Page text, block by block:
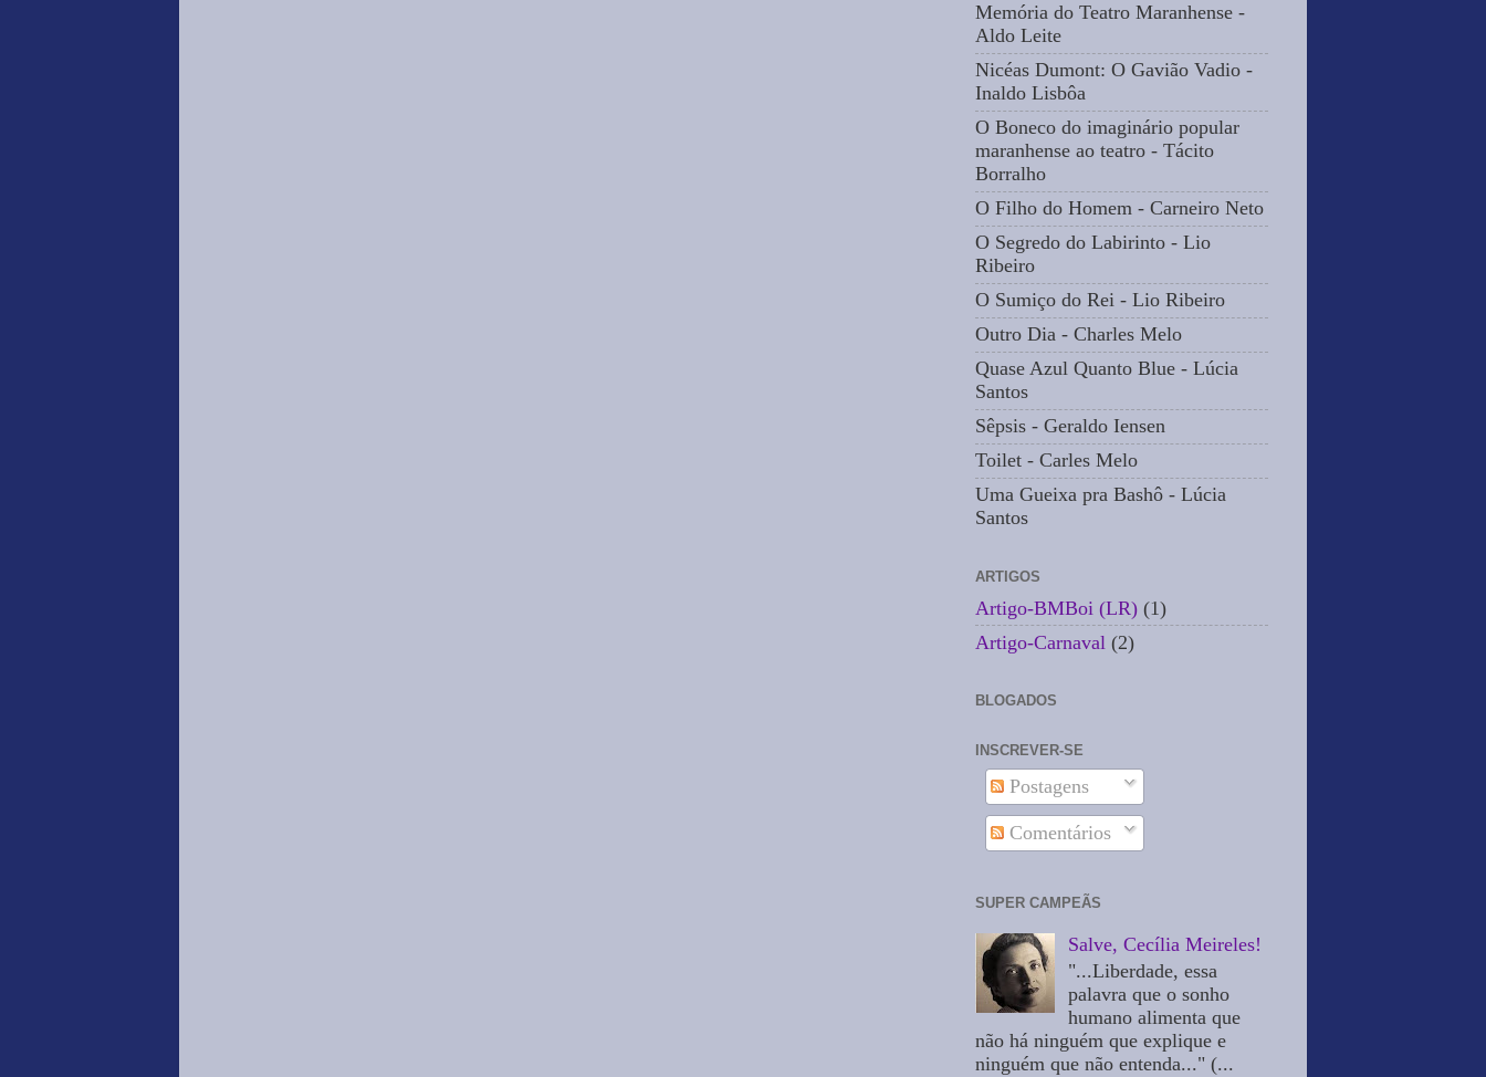
Memória do Teatro Maranhense -
Aldo Leite
Nicéas Dumont: O Gavião Vadio -
Inaldo Lisbôa
O Boneco do imaginário popular
maranhense ao teatro - Tácito
Borralho
O Filho do Homem - Carneiro Neto
O Segredo do Labirinto - Lio
Ribeiro
O Sumiço do Rei - Lio Ribeiro
Outro Dia - Charles Melo
Quase Azul Quanto Blue - Lúcia
Santos
Sêpsis - Geraldo Iensen
Toilet - Carles Melo
Uma Gueixa pra Bashô - Lúcia
Santos
ARTIGOS
Artigo-BMBoi (LR) (1)
Artigo-Carnaval (2)
BLOGADOS
INSCREVER-SE
Postagens
Comentários
SUPER CAMPEÃS
Salve, Cecília Meireles!
"...Liberdade, essa
palavra que o sonho
humano alimenta que
não há ninguém que explique e
ninguém que não entenda..." (...